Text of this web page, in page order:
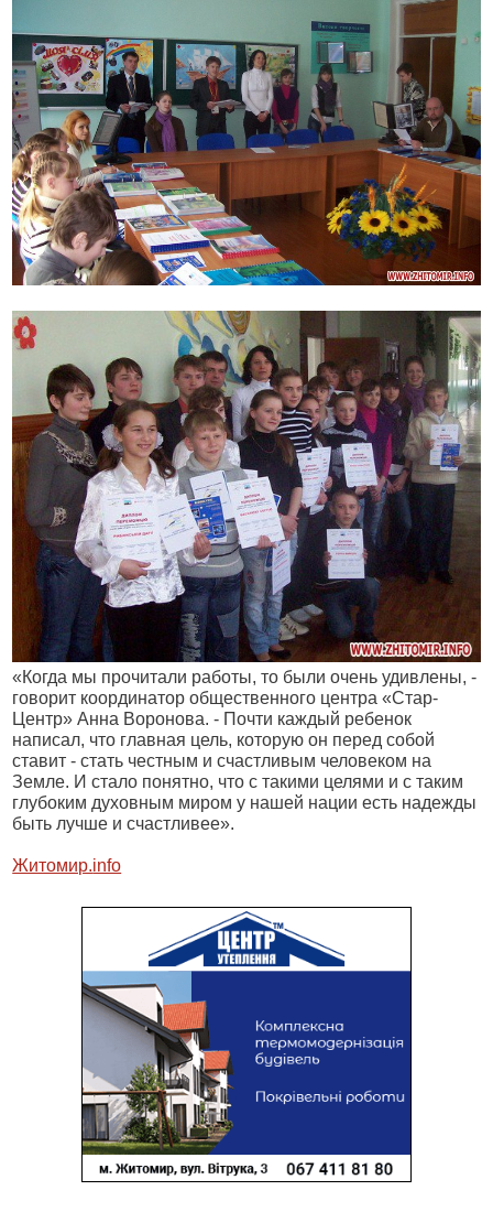
«Когда мы прочитали работы, то были очень удивлены, -
говорит координатор общественного центра «Стар-
Центр» Анна Воронова. - Почти каждый ребенок
написал, что главная цель, которую он перед собой
ставит - стать честным и счастливым человеком на
Земле. И стало понятно, что с такими целями и с таким
глубоким духовным миром у нашей нации есть надежды
быть лучше и счастливее».
Житомир.info